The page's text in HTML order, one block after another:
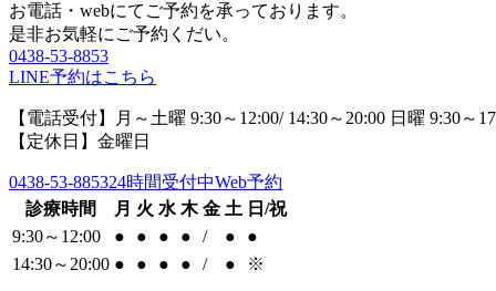
お電話・webにてご予約を承っております。
是非お気軽にご予約くだい。
0438-53-8853
LINE予約はこちら
【電話受付】月～土曜 9:30～12:00/ 14:30～20:00 日曜 9:30～
【定休日】金曜日
0438-53-885324時間受付中Web予約
診療時間
月 火 水 木 金 土 日/祝
9:30～12:00
● ● ● ● / ●
●
14:30～20:00 ● ● ● ● / ● ※